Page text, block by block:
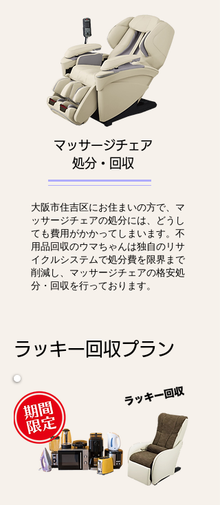
マッサージチェア
処分・回収
大阪市住吉区にお住まいの方で、マ
ッサージチェアの処分には、どうし
ても費用がかかってしまいます。不
用品回収のウマちゃんは独自のリサ
イクルシステムで処分費を限界まで
削減し、マッサージチェアの格安処
分・回収を行っております。
ラッキー回収プラン